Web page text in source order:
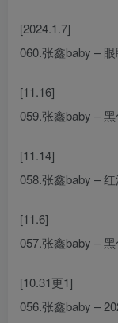
[2024.1.7]
060.张鑫baby –
[11.16]
059.张鑫baby –
[11.14]
058.张鑫baby –
[11.6]
057.张鑫baby –
[10.31更1]
056.张鑫baby –